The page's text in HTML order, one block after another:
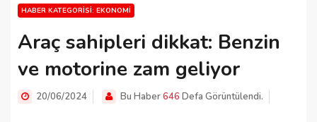
HABER KATEGORISI: EKONOMI
Araç sahipleri dikkat: Benzin
ve motorine zam geliyor
20/06/2024 Bu Haber646 Defa Görüntülendi.